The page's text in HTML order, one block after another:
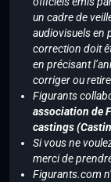
un cadre de
audiovisuels en
correction doit
en précisant
corriger ou
Figurants
association de
castings
Si vous ne
merci de
Figurants.com